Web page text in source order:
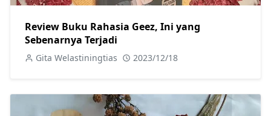
Review Buku Rahasia Geez, Ini yang
Sebenarnya Terjadi
Gita Welastiningtias 2023/12/18